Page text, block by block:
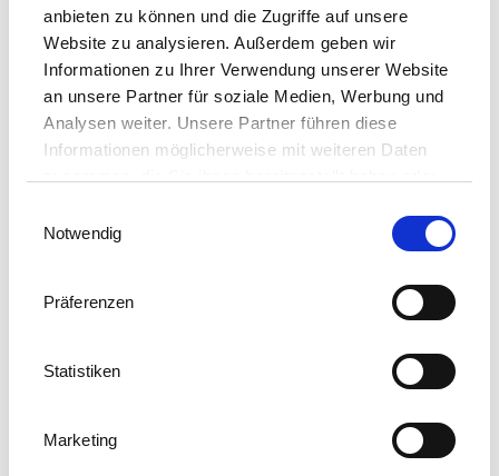
anbieten zu können und die Zugriffe auf unsere
Website zu analysieren. Außerdem geben wir
Informationen zu Ihrer Verwendung unserer Website
an unsere Partner für soziale Medien, Werbung und
Analysen weiter. Unsere Partner führen diese
Informationen möglicherweise mit weiteren Daten
gesammelt haben. Sie geben Einwilligung zu
Notwendig
Präferenzen
Statistiken
Marketing
Smovey Walk
Erleben Sie Smovey Walk, eine
innovative Gehmethode mit
von Ausdauer und Motorik, die Ihrem
KOMBINIERTE UND INNOVATIVE